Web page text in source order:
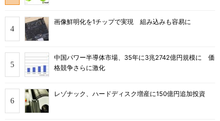
画像鮮明化を1チップで実現 組み込みも容易に
中国パワー半導体市場、35年に3兆2742億円規模に 価
格競争さらに激化
レゾナック、ハードディスク増産に150億円追加投資